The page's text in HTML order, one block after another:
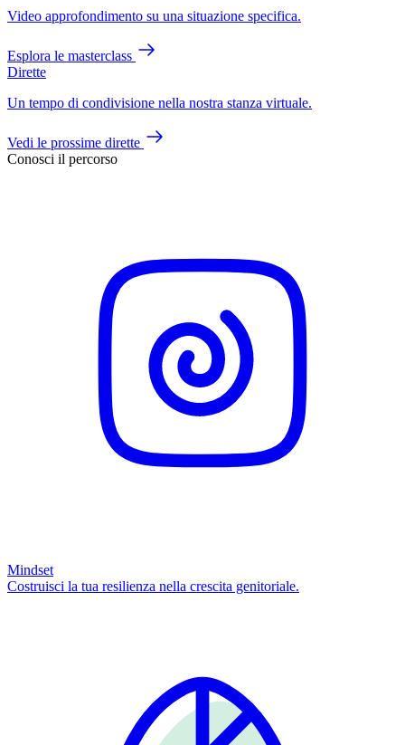
Video approfondimento su una situazione specifica.
Esplora le masterclass
Dirette
Un tempo di condivisione nella nostra stanza virtuale.
Vedi le prossime dirette
Conosci il percorso
Mindset
Costruisci la tua resilienza nella crescita genitoriale.